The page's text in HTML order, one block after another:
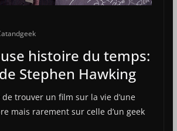
histoire du temps:
Stephen Hawking
de trouver un film sur la vie d’une
mais rarement sur celle d’un geek